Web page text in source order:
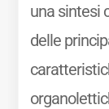
una sintesi
delle